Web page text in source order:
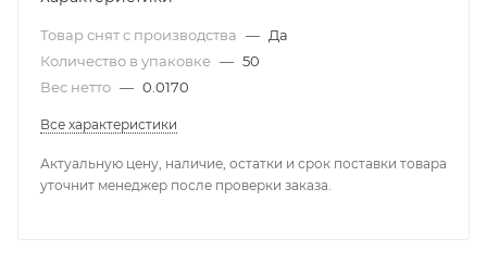
Товар снят с производства — Да
Количество в упаковке — 50
Вес нетто — 0.0170
Все характеристики
Актуальную цену, наличие, остатки и срок поставки товара
уточнит менеджер после проверки заказа.